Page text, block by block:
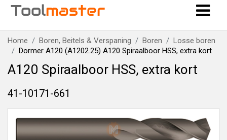
Toolmaster
Home Boren, Beitels & Verspaning Boren
Losse boren
Dormer A120 (A1202.25) A120 Spiraalboor HSS, extra kort
A120 Spiraalboor HSS, extra kort
41-10171-661